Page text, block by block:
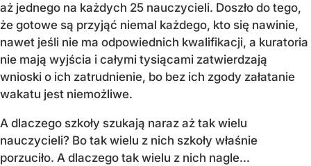
aż jednego na każdych 25 nauczycieli. Doszło do tego,
że gotowe są przyjąć niemal każdego, kto się nawinie,
nawet jeśli nie ma odpowiednich kwalifikacji, a kuratoria
nie mają wyjścia i całymi tysiącami zatwierdzają
wnioski o ich zatrudnienie, bo bez ich zgody załatanie
wakatu jest niemożliwe.
A dlaczego szkoły szukają naraz aż tak wielu
nauczycieli? Bo tak wielu z nich szkoły właśnie
porzuciło. A dlaczego tak wielu z nich nagle...